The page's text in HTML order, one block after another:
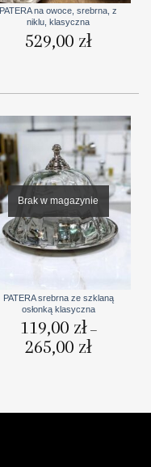
PATERA na owoce, srebrna, z
niklu, klasyczna
529,00 zł
Brak w magazynie
PATERA srebrna ze szklaną
osłonką klasyczna
119,00 zł –
265,00 złZakres
cen: